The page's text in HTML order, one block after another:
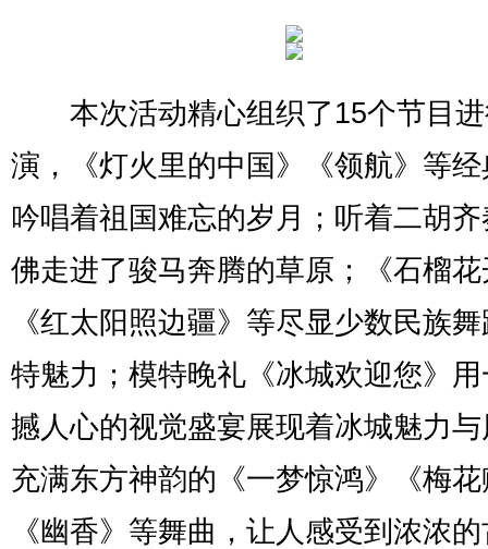
本次活动精心组织了15个节目进
演，《灯火里的中国》《领航》等
吟唱着祖国难忘的岁月；听着二胡
佛走进了骏马奔腾的草原；《石榴
《红太阳照边疆》等尽显少数民族
特魅力；模特晚礼《冰城欢迎您》
撼人心的视觉盛宴展现着冰城魅力
充满东方神韵的《一梦惊鸿》《梅
《幽香》等舞曲，让人感受到浓浓